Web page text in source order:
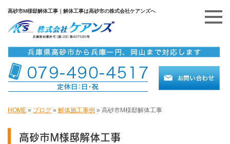
高砂市M様邸解体工事｜解体工事は高砂市の株式会社ケアンズへ
HOME » ブログ » 解体施工事例 » 高砂市M様邸解体工事
高砂市M様邸解体工事